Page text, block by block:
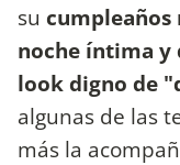
su cumpleaños
noche íntima
look digno de
algunas de las
más la